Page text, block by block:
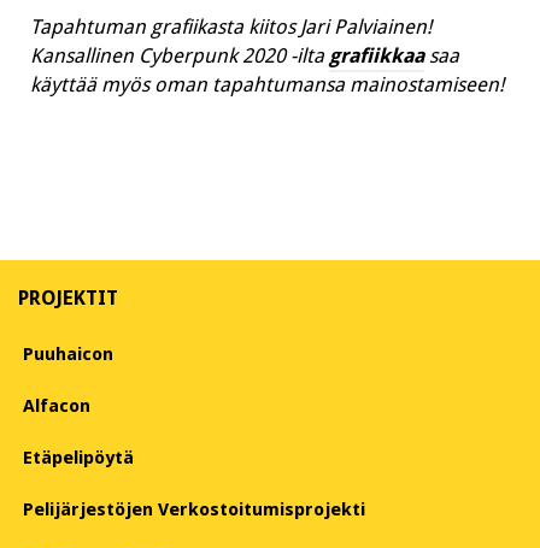
Tapahtuman grafiikasta kiitos Jari Palviainen!
Kansallinen Cyberpunk 2020 -ilta grafiikkaasaa
käyttää myös oman tapahtumansa mainostamiseen!
PROJEKTIT
Puuhaicon
Alfacon
Etäpelipöytä
Pelijärjestöjen Verkostoitumisprojekti